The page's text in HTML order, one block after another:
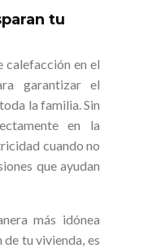
tu
calefacción en el
garantizar el
la familia. Sin
en la
cuando no
que ayudan
más idónea
tu vivienda, es